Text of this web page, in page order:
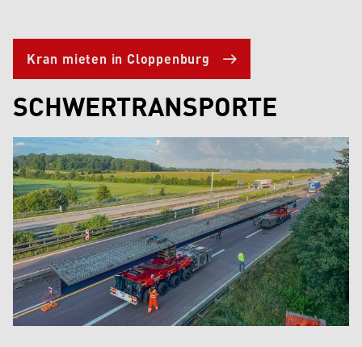
Kran mieten in Cloppenburg
SCHWERTRANSPORTE